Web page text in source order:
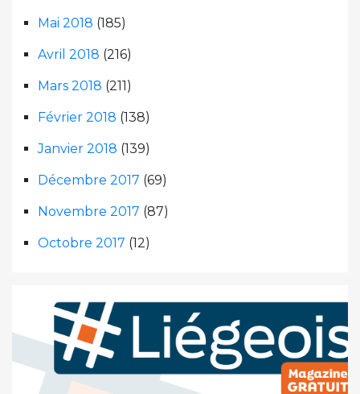
Mai 2018 (185)
Avril 2018 (216)
Mars 2018 (211)
Février 2018 (138)
Janvier 2018 (139)
Décembre 2017 (69)
Novembre 2017 (87)
Octobre 2017 (12)